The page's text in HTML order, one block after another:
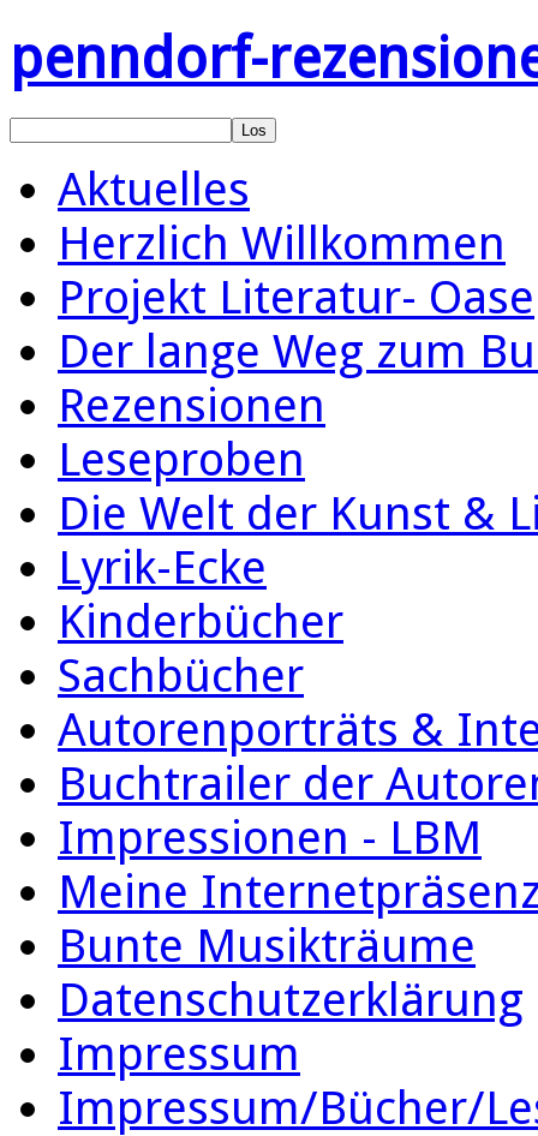
penndorf-
Aktuelles
Herzlich Willkommen
Projekt Literatur- Oase
Der lange Weg zum
Rezensionen
Leseproben
Die Welt der Kunst &
Lyrik-Ecke
Kinderbücher
Sachbücher
Autorenporträts &
Buchtrailer der
Impressionen - LBM
Meine
Bunte Musikträume
Datenschutzerklärung
Impressum
Impressum/Bücher/